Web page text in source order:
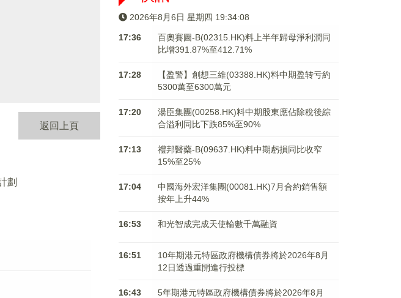
返回上頁
劃
2026年8月6日 星期四 19:34:08
17:36
百奧賽圖-B(02315.HK)料上半年歸母淨利潤同
比增391.87%至412.71%
17:28
【盈警】創想三維(03388.HK)料中期盈转亏約
5300萬至6300萬元
17:20
湯臣集團(00258.HK)料中期股東應佔除稅後綜
合溢利同比下跌85%至90%
17:13
禮邦醫藥-B(09637.HK)料中期虧損同比收窄
15%至25%
17:04
中國海外宏洋集團(00081.HK)7月合約銷售額
按年上升44%
16:53 和光智成完成天使輪數千萬融資
16:51
10年期港元特區政府機構債券將於2026年8月
12日透過重開進行投標
16:43
5年期港元特區政府機構債券將於2026年8月